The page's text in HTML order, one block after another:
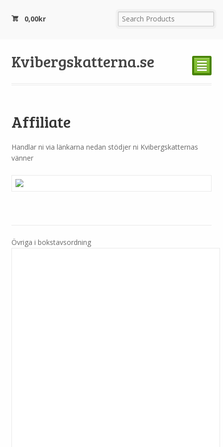
0,00kr
Kvibergskatterna.se ²
Affiliate
Handlar ni via länkarna nedan stödjer ni Kvibergskatternas
vänner
Övriga i bokstavsordning